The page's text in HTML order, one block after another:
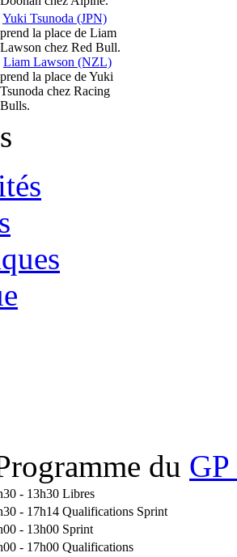
Yuki Tsunoda (JPN)
prend la place de Liam
Lawson chez Red Bull.
Liam Lawson (NZL)
prend la place de Yuki
Tsunoda chez Racing
Bulls.
du
- 13h30 Libres
- 17h14 Qualifications Sprint
- 13h00 Sprint
- 17h00 Qualifications